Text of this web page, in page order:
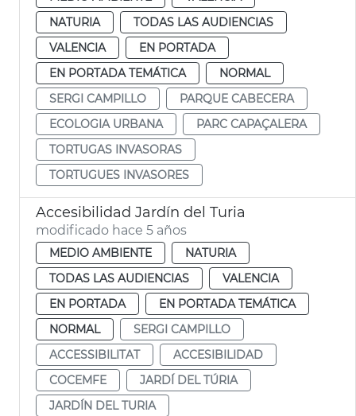
NATURIA
TODAS LAS AUDIENCIAS
VALENCIA
EN PORTADA
EN PORTADA TEMÁTICA
NORMAL
SERGI CAMPILLO
PARQUE CABECERA
ECOLOGIA URBANA
PARC CAPAÇALERA
TORTUGAS INVASORAS
TORTUGUES INVASORES
Accesibilidad Jardín del Turia
modificado hace 5 años
MEDIO AMBIENTE
NATURIA
TODAS LAS AUDIENCIAS
VALENCIA
EN PORTADA
EN PORTADA TEMÁTICA
NORMAL
SERGI CAMPILLO
ACCESSIBILITAT
ACCESIBILIDAD
COCEMFE
JARDÍ DEL TÚRIA
JARDÍN DEL TURIA